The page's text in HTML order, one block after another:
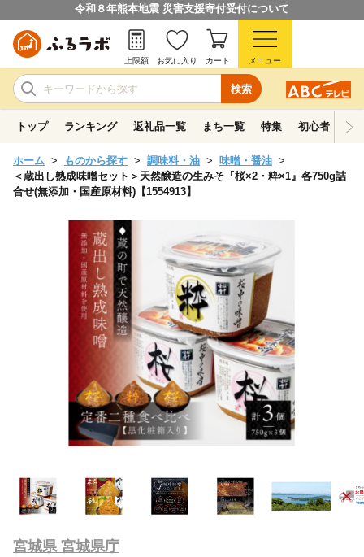
令和８年熊本地震 災害支援寄付受付について
検索
上限額 お気に入り カート メニュー
トップ ランキング 返礼品一覧 まち一覧 特集 初心者ガイド
ホーム ものから探す 調味料・油
味噌・醤油
＜蔵出し熟成味噌セット＞天然醸造の生みそ『桜×2・粋×1』各750g詰
合せ(無添加・国産原材料)【1554913】
宮城県 宮城県庁